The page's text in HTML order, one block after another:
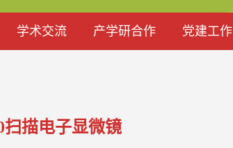
学术交流 产学研合作 党建工作
扫描电子显微镜